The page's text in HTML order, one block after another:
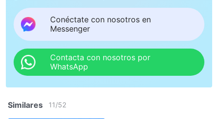
Conéctate con nosotros en
Messenger
Contacta con nosotros por
WhatsApp
Similares 11/52